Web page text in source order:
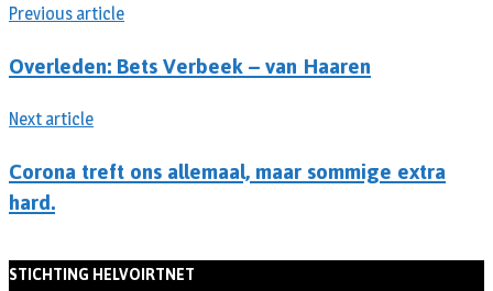
Previous article
Overleden: Bets Verbeek – van Haaren
Next article
Corona treft ons allemaal, maar sommige extra
hard.
STICHTING HELVOIRTNET